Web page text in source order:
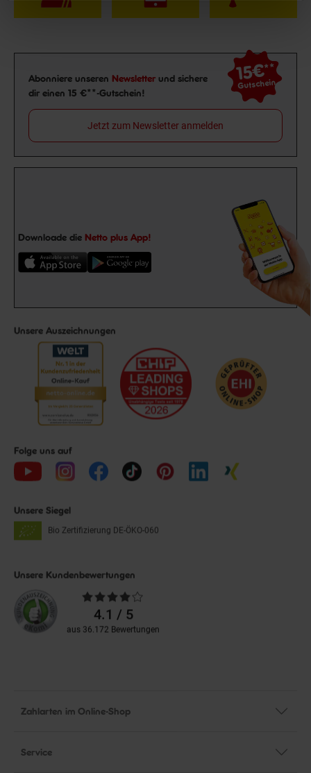
Newsletter Anmeldung
Abonniere unseren Newsletter und sichere
dir einen 15 €**-Gutschein!
15€**
Gutschein
Jetzt zum Newsletter anmelden
Downloade die Netto plus App!
Unsere Auszeichnungen
Folge uns auf
Unsere Siegel
Bio Zertifizierung DE-ÖKO-060
Unsere Kundenbewertungen
Durchschnittliche
Bewertungen4.1 / 5
aus 36.172 Bewertungen
Zahlarten im Online-Shop
Service